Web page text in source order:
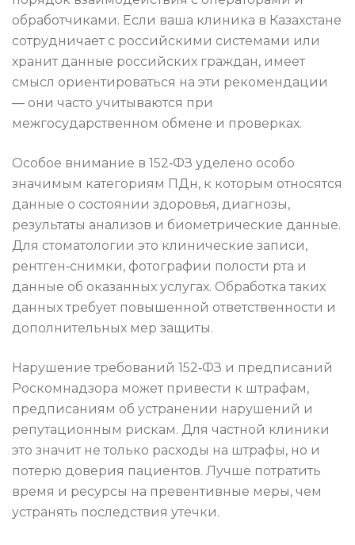
обработчиками. Если ваша клиника в Казахстане
сотрудничает с российскими системами или
хранит данные российских граждан, имеет
смысл ориентироваться на эти рекомендации
— они часто учитываются при
межгосударственном обмене и проверках.
Особое внимание в 152‑ФЗ уделено особо
значимым категориям ПДн, к которым относятся
данные о состоянии здоровья, диагнозы,
результаты анализов и биометрические данные.
Для стоматологии это клинические записи,
рентген‑снимки, фотографии полости рта и
данные об оказанных услугах. Обработка таких
данных требует повышенной ответственности и
дополнительных мер защиты.
Нарушение требований 152‑ФЗ и предписаний
Роскомнадзора может привести к штрафам,
предписаниям об устранении нарушений и
репутационным рискам. Для частной клиники
это значит не только расходы на штрафы, но и
потерю доверия пациентов. Лучше потратить
время и ресурсы на превентивные меры, чем
устранять последствия утечки.